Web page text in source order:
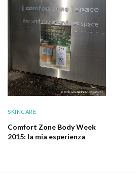
SKINCARE
Comfort Zone Body Week
2015: la mia esperienza